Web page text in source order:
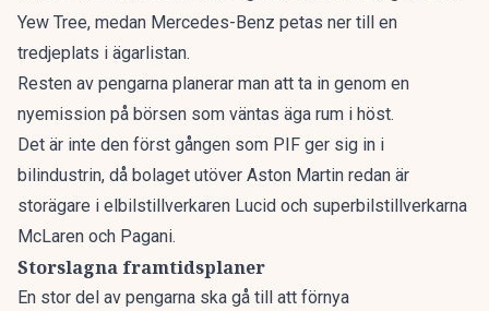
Yew Tree, medan Mercedes-Benz petas ner till en
tredjeplats i ägarlistan.
Resten av pengarna planerar man att ta in genom en
nyemission på börsen som väntas äga rum i höst.
Det är inte den först gången som PIF ger sig in i
bilindustrin, då bolaget utöver Aston Martin redan är
storägare i elbilstillverkaren Lucid och superbilstillverkarna
McLaren och Pagani.
Storslagna framtidsplaner
En stor del av pengarna ska gå till att förnya